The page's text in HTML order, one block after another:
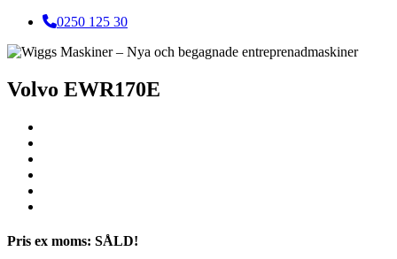
0250 125 30
Volvo EWR170E
Pris ex moms: SÅLD!